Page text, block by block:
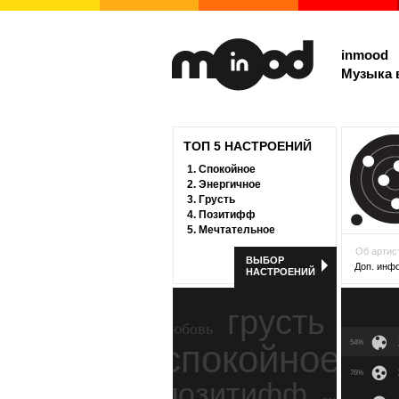
inmood
Музыка
ТОП 5 НАСТРОЕНИЙ
1. Спокойное
2. Энергичное
3. Грусть
4. Позитифф
5. Мечтательное
ВЫБОР
НАСТРОЕНИЙ
любовь грусть
спокойное
Об
Доп.
54%
76%